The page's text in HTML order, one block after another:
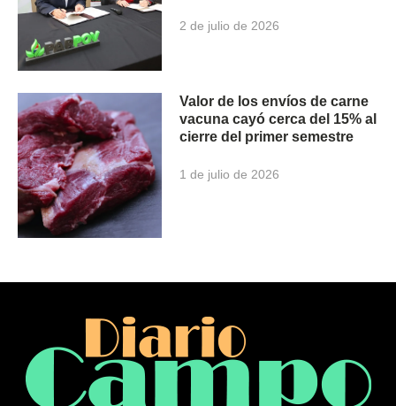
2 de julio de 2026
Valor de los envíos de carne
vacuna cayó cerca del 15% al
cierre del primer semestre
1 de julio de 2026